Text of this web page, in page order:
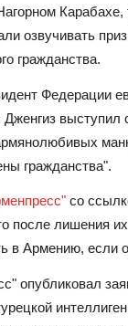
Карабахе,
озвучивать
гражданства.
Федерации
выступил
гражданства".
со
после лишения
в Армению, если
опубликовал